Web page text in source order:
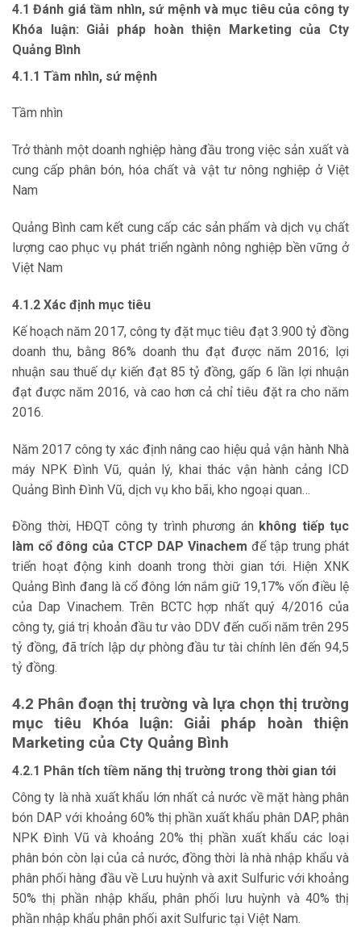
4.1 Đánh giá tầm nhìn, sứ mệnh và mục tiêu của công ty
Khóa luận: Giải pháp hoàn thiện Marketing của Cty
Quảng Bình
4.1.1 Tầm nhìn, sứ mệnh
Tầm nhìn
Trở thành một doanh nghiệp hàng đầu trong việc sản xuất và
cung cấp phân bón, hóa chất và vật tư nông nghiệp ở Việt
Nam
Quảng Bình cam kết cung cấp các sản phẩm và dịch vụ chất
lượng cao phục vụ phát triển ngành nông nghiệp bền vững ở
Việt Nam
4.1.2 Xác định mục tiêu
Kế hoạch năm 2017, công ty đặt mục tiêu đạt 3.900 tỷ đồng
doanh thu, bằng 86% doanh thu đạt được năm 2016; lợi
nhuận sau thuế dự kiến đạt 85 tỷ đồng, gấp 6 lần lợi nhuận
đạt được năm 2016, và cao hơn cả chỉ tiêu đặt ra cho năm
2016.
Năm 2017 công ty xác định nâng cao hiệu quả vận hành Nhà
máy NPK Đình Vũ, quản lý, khai thác vận hành cảng ICD
Quảng Bình Đình Vũ, dịch vụ kho bãi, kho ngoại quan…
Đồng thời, HĐQT công ty trình phương án không tiếp tục
làm cổ đông của CTCP DAP Vinachem để tập trung phát
triển hoạt động kinh doanh trong thời gian tới. Hiện XNK
Quảng Bình đang là cổ đông lớn nắm giữ 19,17% vốn điều lệ
của Dap Vinachem. Trên BCTC hợp nhất quý 4/2016 của
công ty, giá trị khoản đầu tư vào DDV đến cuối năm trên 295
tỷ đồng, đã trích lập dự phòng đầu tư tài chính lên đến 94,5
tỷ đồng.
4.2 Phân đoạn thị trường và lựa chọn thị trường
mục tiêu Khóa luận: Giải pháp hoàn thiện
Marketing của Cty Quảng Bình
4.2.1 Phân tích tiềm năng thị trường trong thời gian tới
Công ty là nhà xuất khẩu lớn nhất cả nước về mặt hàng phân
bón DAP với khoảng 60% thị phần xuất khẩu phân DAP, phân
NPK Đình Vũ và khoảng 20% thị phần xuất khẩu các loại
phân bón còn lại của cả nước, đồng thời là nhà nhập khẩu và
phân phối hàng đầu về Lưu huỳnh và axit Sulfuric với khoảng
50% thị phần nhập khẩu, phân phối lưu huỳnh và 40% thị
phần nhập khẩu phân phối axit Sulfuric tại Việt Nam.